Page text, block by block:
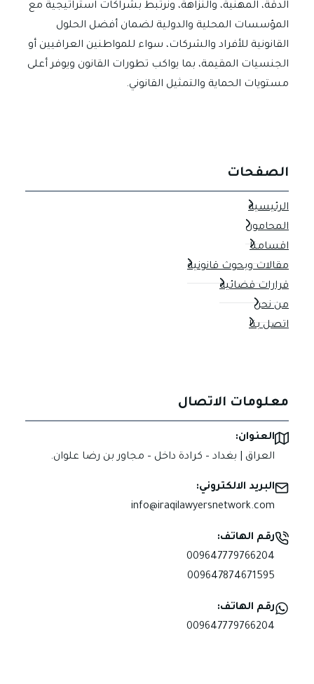
الدقة، المهنية، والنزاهة، ونرتبط بشراكات استراتيجية مع
المؤسسات المحلية والدولية لضمان أفضل الحلول
القانونية للأفراد والشركات، سواء للمواطنين العراقيين أو
الجنسيات المقيمة، بما يواكب تطورات القانون ويوفر أعلى
مستويات الحماية والتمثيل القانوني.
الصفحات
الرئيسية
المحامون
اقسامنا
مقالات وبحوث قانونية
قرارات قضائية
من نحن
اتصل بنا
معلومات الاتصال
العنوان:
العراق | بغداد – كرادة داخل – مجاور بن رضا علوان.
البريد الالكتروني:
info@iraqilawyersnetwork.com
رقم الهاتف:
009647779766204
009647874671595
رقم الهاتف:
009647779766204